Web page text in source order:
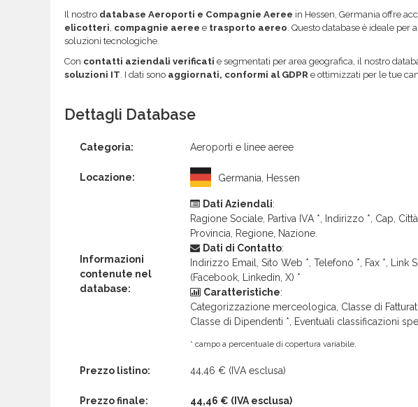
Il nostro database Aeroporti e Compagnie Aeree in Hessen, Germania offre
elicotteri compagnie aeree e trasporto aereo . Questo database è ideale
soluzioni tecnologiche.
Con contatti aziendali verificati e segmentati per area geografica, il nostro
soluzioni IT . I dati sono aggiornati, conformi al GDPR e ottimizzati per le tue
Dettagli Database
Categoria: Aeroporti e linee aeree
Locazione: Germania, Hessen
Informazioni
contenute nel
database:
Dati Aziendali:
Ragione Sociale, Partiva IVA *, Indirizzo *, Cap, Città,
Provincia, Regione, Nazione.
Dati di Contatto:
Indirizzo Email, Sito Web *, Telefono *, Fax *, Link
(Facebook, Linkedin, X) *
Caratteristiche:
Categorizzazione merceologica, Classe di
Classe di Dipendenti *, Eventuali classificazioni
* campo a percentuale di copertura variabile.
Prezzo listino: 44,46 € (IVA esclusa)
Prezzo finale: 44,46 € (IVA esclusa)